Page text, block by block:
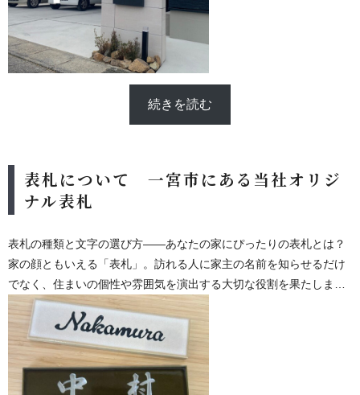
続きを読む
表札について 一宮市にある当社オリジ
ナル表札
表札の種類と文字の選び方——あなたの家にぴったりの表札とは？
家の顔ともいえる「表札」。訪れる人に家主の名前を知らせるだけ
でなく、住まいの個性や雰囲気を演出する大切な役割を果たしま
す。
一言で「表札」といっても、素材やデザイン、文字の種類によって
さまざまなバリエーションがあり、選び方次第で印象が大きく変わ
ります。